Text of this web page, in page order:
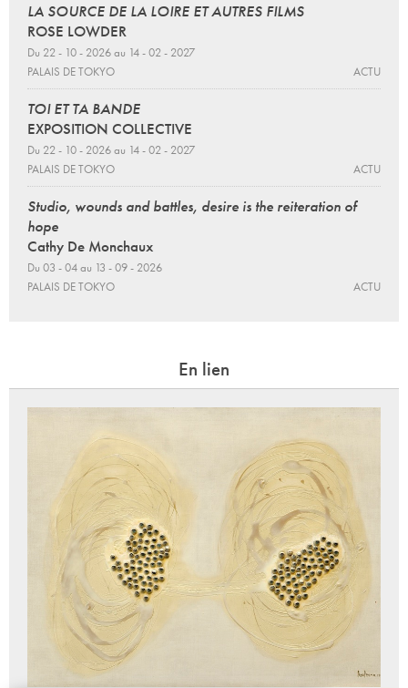
LA SOURCE DE LA LOIRE ET AUTRES FILMS
ROSE LOWDER
Du 22 - 10 - 2026 au 14 - 02 - 2027
PALAIS DE TOKYO
ACTU
TOI ET TA BANDE
EXPOSITION COLLECTIVE
Du 22 - 10 - 2026 au 14 - 02 - 2027
PALAIS DE TOKYO
ACTU
Studio, wounds and battles, desire is the reiteration of
hope
Cathy De Monchaux
Du 03 - 04 au 13 - 09 - 2026
PALAIS DE TOKYO
ACTU
En lien